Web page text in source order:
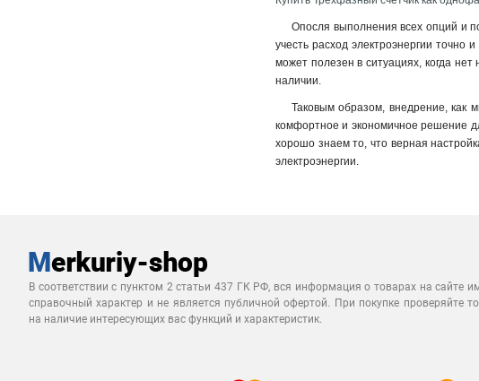
Опосля выполнения всех опций и
учесть расход электроэнергии
может полезен в ситуациях, когда нет
наличии.
Таковым образом, внедрение, как
комфортное и экономичное решение
хорошо знаем то, что верная
электроэнергии.
В соответствии с пунктом 2 статьи 437 ГК РФ, вся информация о товарах на сайте
справочный характер и не является публичной офертой. При покупке проверяйте
на наличие интересующих вас функций и характеристик.